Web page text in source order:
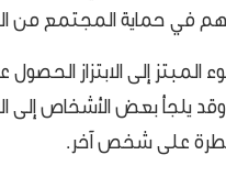
في حماية المجتمع من
المبتز إلى الابتزاز
يلجأ بعض الأشخاص إلى
على شخص آخر.